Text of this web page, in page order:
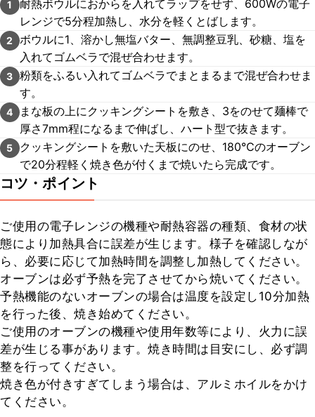
1
耐熱ボウルにおからを入れてラップをせず、600Wの電子
レンジで5分程加熱し、水分を軽くとばします。
2
ボウルに1、溶かし無塩バター、無調整豆乳、砂糖、塩を
入れてゴムベラで混ぜ合わせます。
3 粉類をふるい入れてゴムベラでまとまるまで混ぜ合わせま
す。
4
まな板の上にクッキングシートを敷き、3をのせて麺棒で
厚さ7mm程になるまで伸ばし、ハート型で抜きます。
5
クッキングシートを敷いた天板にのせ、180℃のオーブン
で20分程軽く焼き色が付くまで焼いたら完成です。
コツ・ポイント
ご使用の電子レンジの機種や耐熱容器の種類、食材の状
態により加熱具合に誤差が生じます。様子を確認しなが
ら、必要に応じて加熱時間を調整し加熱してください。
オーブンは必ず予熱を完了させてから焼いてください。
予熱機能のないオーブンの場合は温度を設定し10分加熱
を行った後、焼き始めてください。
ご使用のオーブンの機種や使用年数等により、火力に誤
差が生じる事があります。焼き時間は目安にし、必ず調
整を行ってください。
焼き色が付きすぎてしまう場合は、アルミホイルをかけ
てください。